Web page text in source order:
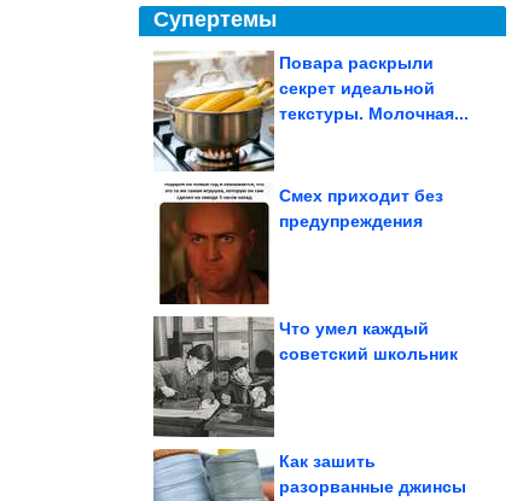
Супертемы
Идея стильного декора
велосипеда
Повара раскрыли
секрет идеальной
текстуры. Молочная...
Смех приходит без
предупреждения
Что умел каждый
советский школьник
Как зашить
разорванные джинсы